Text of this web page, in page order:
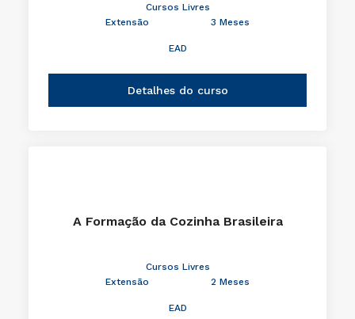
Cursos Livres
Extensão
3 Meses
EAD
Detalhes do curso
A Formação da Cozinha Brasileira
Cursos Livres
Extensão
2 Meses
EAD